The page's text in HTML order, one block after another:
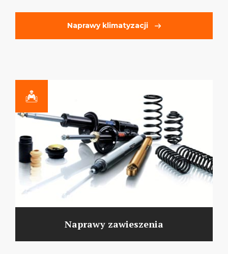
Naprawy klimatyzacji
Naprawy zawieszenia